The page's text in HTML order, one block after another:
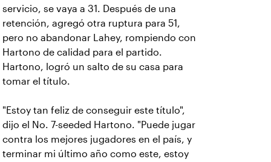
servicio, se vaya a 31. Después de una
retención, agregó otra ruptura para 51,
pero no abandonar Lahey, rompiendo con
Hartono de calidad para el partido.
Hartono, logró un salto de su casa para
tomar el título.
"Estoy tan feliz de conseguir este título",
dijo el No. 7-seeded Hartono. "Puede jugar
contra los mejores jugadores en el país, y
terminar mi último año como este, estoy